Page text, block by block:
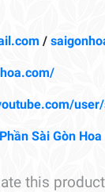
/
Sài Gòn Hoa
this product